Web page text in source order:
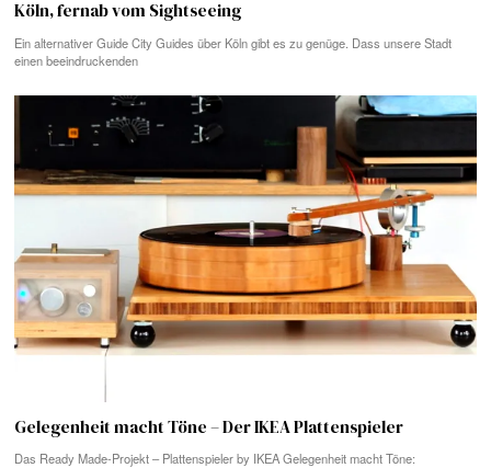
Köln, fernab vom Sightseeing
Ein alternativer Guide City Guides über Köln gibt es zu genüge. Dass unsere Stadt
einen beeindruckenden
Gelegenheit macht Töne – Der IKEA Plattenspieler
Das Ready Made-Projekt – Plattenspieler by IKEA Gelegenheit macht Töne: